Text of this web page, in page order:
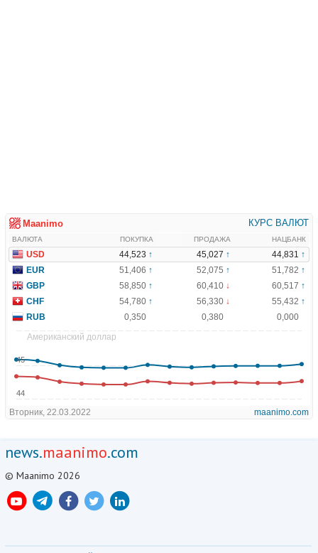
news.maanimo.com
© Maanimo 2026